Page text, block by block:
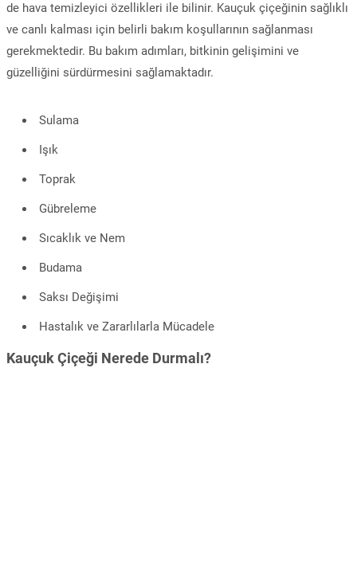
de hava temizleyici özellikleri ile bilinir. Kauçuk çiçeğinin sağlıklı
ve canlı kalması için belirli bakım koşullarının sağlanması
gerekmektedir. Bu bakım adımları, bitkinin gelişimini ve
güzelliğini sürdürmesini sağlamaktadır.
Sulama
Işık
Toprak
Gübreleme
Sıcaklık ve Nem
Budama
Saksı Değişimi
Hastalık ve Zararlılarla Mücadele
Kauçuk Çiçeği Nerede Durmalı?